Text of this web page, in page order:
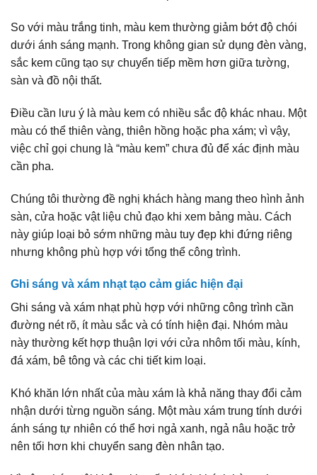
So với màu trắng tinh, màu kem thường giảm bớt độ chói
dưới ánh sáng mạnh. Trong không gian sử dụng đèn vàng,
sắc kem cũng tạo sự chuyển tiếp mềm hơn giữa tường,
sàn và đồ nội thất.
Điều cần lưu ý là màu kem có nhiều sắc độ khác nhau. Một
màu có thể thiên vàng, thiên hồng hoặc pha xám; vì vậy,
việc chỉ gọi chung là “màu kem” chưa đủ để xác định màu
cần pha.
Chúng tôi thường đề nghị khách hàng mang theo hình ảnh
sàn, cửa hoặc vật liệu chủ đạo khi xem bảng màu. Cách
này giúp loại bỏ sớm những màu tuy đẹp khi đứng riêng
nhưng không phù hợp với tổng thể công trình.
Ghi sáng và xám nhạt tạo cảm giác hiện đại
Ghi sáng và xám nhạt phù hợp với những công trình cần
đường nét rõ, ít màu sắc và có tính hiện đại. Nhóm màu
này thường kết hợp thuận lợi với cửa nhôm tối màu, kính,
đá xám, bê tông và các chi tiết kim loại.
Khó khăn lớn nhất của màu xám là khả năng thay đổi cảm
nhận dưới từng nguồn sáng. Một màu xám trung tính dưới
ánh sáng tự nhiên có thể hơi ngả xanh, ngả nâu hoặc trở
nên tối hơn khi chuyển sang đèn nhân tạo.